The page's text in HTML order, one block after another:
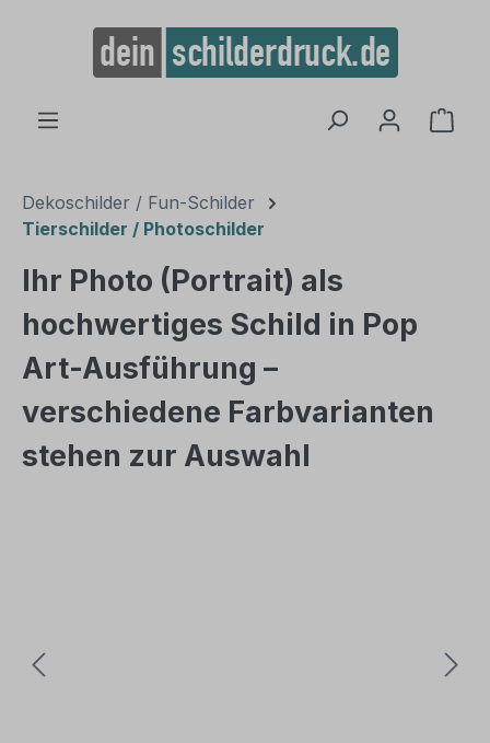
springen
Dekoschilder / Fun-Schilder
Tierschilder / Photoschilder
Ihr Photo (Portrait) als
hochwertiges Schild in Pop
Art-Ausführung –
verschiedene Farbvarianten
stehen zur Auswahl